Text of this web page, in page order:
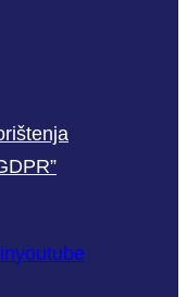
youtube